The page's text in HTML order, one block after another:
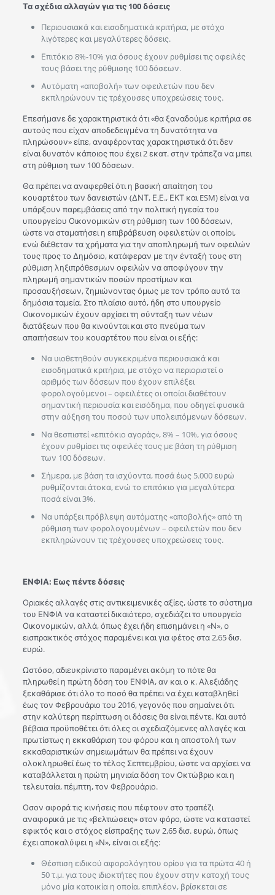
Τα σχέδια αλλαγών για τις 100 δόσεις
Περιουσιακά και εισοδηματικά κριτήρια, με στόχο
λιγότερες και μεγαλύτερες δόσεις.
Επιτόκιο 8%-10% για όσους έχουν ρυθμίσει τις οφειλές
τους βάσει της ρύθμισης 100 δόσεων.
Αυτόματη «αποβολή» των οφειλετών που δεν
εκπληρώνουν τις τρέχουσες υποχρεώσεις τους.
Επεσήμανε δε χαρακτηριστικά ότι «θα ξαναδούμε κριτήρια σε
αυτούς που είχαν αποδεδειγμένα τη δυνατότητα να
πληρώσουν» είπε, αναφέροντας χαρακτηριστικά ότι δεν
είναι δυνατόν κάποιος που έχει 2 εκατ. στην τράπεζα να μπει
στη ρύθμιση των 100 δόσεων.
Θα πρέπει να αναφερθεί ότι η βασική απαίτηση του
κουαρτέτου των δανειστών (ΔΝΤ, Ε.Ε., ΕΚΤ και ESM) είναι να
υπάρξουν παρεμβάσεις από την πολιτική ηγεσία του
υπουργείου Οικονομικών στη ρύθμιση των 100 δόσεων,
ώστε να σταματήσει η επιβράβευση οφειλετών οι οποίοι,
ενώ διέθεταν τα χρήματα για την αποπληρωμή των οφειλών
τους προς το Δημόσιο, κατάφεραν με την ένταξή τους στη
ρύθμιση ληξιπρόθεσμων οφειλών να αποφύγουν την
πληρωμή σημαντικών ποσών προστίμων και
προσαυξήσεων, ζημιώνοντας όμως με τον τρόπο αυτό τα
δημόσια ταμεία. Στο πλαίσιο αυτό, ήδη στο υπουργείο
Οικονομικών έχουν αρχίσει τη σύνταξη των νέων
διατάξεων που θα κινούνται και στο πνεύμα των
απαιτήσεων του κουαρτέτου που είναι οι εξής:
Να υιοθετηθούν συγκεκριμένα περιουσιακά και
εισοδηματικά κριτήρια, με στόχο να περιοριστεί ο
αριθμός των δόσεων που έχουν επιλέξει
φορολογούμενοι – οφειλέτες οι οποίοι διαθέτουν
σημαντική περιουσία και εισόδημα, που οδηγεί φυσικά
στην αύξηση του ποσού των υπολειπόμενων δόσεων.
Να θεσπιστεί «επιτόκιο αγοράς», 8% – 10%, για όσους
έχουν ρυθμίσει τις οφειλές τους με βάση τη ρύθμιση
των 100 δόσεων.
Σήμερα, με βάση τα ισχύοντα, ποσά έως 5.000 ευρώ
ρυθμίζονται άτοκα, ενώ το επιτόκιο για μεγαλύτερα
ποσά είναι 3%.
Να υπάρξει πρόβλεψη αυτόματης «αποβολής» από τη
ρύθμιση των φορολογουμένων – οφειλετών που δεν
εκπληρώνουν τις τρέχουσες υποχρεώσεις τους.
ΕΝΦΙΑ: Εως πέντε δόσεις
Οριακές αλλαγές στις αντικειμενικές αξίες, ώστε το σύστημα
του ΕΝΦΙΑ να καταστεί δικαιότερο, σχεδιάζει το υπουργείο
Οικονομικών, αλλά, όπως έχει ήδη επισημάνει η «Ν», ο
εισπρακτικός στόχος παραμένει και για φέτος στα 2,65 δισ.
ευρώ.
Ωστόσο, αδιευκρίνιστο παραμένει ακόμη το πότε θα
πληρωθεί η πρώτη δόση του ΕΝΦΙΑ, αν και ο κ. Αλεξιάδης
ξεκαθάρισε ότι όλο το ποσό θα πρέπει να έχει καταβληθεί
έως τον Φεβρουάριο του 2016, γεγονός που σημαίνει ότι
στην καλύτερη περίπτωση οι δόσεις θα είναι πέντε. Και αυτό
βέβαια προϋποθέτει ότι όλες οι σχεδιαζόμενες αλλαγές και
πρωτίστως η εκκαθάριση του φόρου και η αποστολή των
εκκαθαριστικών σημειωμάτων θα πρέπει να έχουν
ολοκληρωθεί έως το τέλος Σεπτεμβρίου, ώστε να αρχίσει να
καταβάλλεται η πρώτη μηνιαία δόση τον Οκτώβριο και η
τελευταία, πέμπτη, τον Φεβρουάριο.
Οσον αφορά τις κινήσεις που πέφτουν στο τραπέζι
αναφορικά με τις «βελτιώσεις» στον φόρο, ώστε να καταστεί
εφικτός και ο στόχος είσπραξης των 2,65 δισ. ευρώ, όπως
έχει αποκαλύψει η «Ν», είναι οι εξής:
Θέσπιση ειδικού αφορολόγητου ορίου για τα πρώτα 40 ή
50 τ.μ. για τους ιδιοκτήτες που έχουν στην κατοχή τους
μόνο μία κατοικία η οποία, επιπλέον, βρίσκεται σε